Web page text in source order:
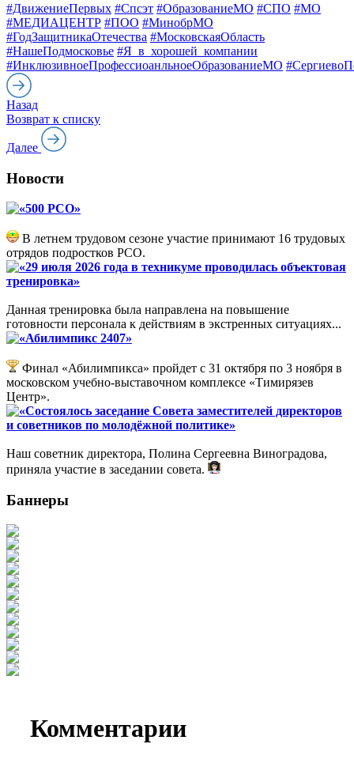
#ДвижениеПервых #Спсэт #ОбразованиеМО #СПО #МО
#МЕДИАЦЕНТР #ПОО #МинобрМО
#ГодЗащитникаОтечества #МосковскаяОбласть
#НашеПодмосковье #Я_в_хорошей_компании
#ИнклюзивноеПрофессиоанльноеОбразованиеМО
Назад
Возврат к списку
Далее
Новости
«500 РСО»
В летнем трудовом сезоне участие принимают 16 трудовых
отрядов подростков РСО.
«29 июля 2026 года в техникуме проводилась объектовая
тренировка»
Данная тренировка была направлена на повышение
готовности персонала к действиям в экстренных ситуациях...
«Абилимпикс 2407»
Финал «Абилимпикса» пройдет с 31 октября по 3 ноября в
московском учебно-выставочном комплексе «Тимирязев
Центр».
«Состоялось заседание Совета заместителей директоров
и советников по молодёжной политике»
Наш советник директора, Полина Сергеевна Виноградова,
приняла участие в заседании совета.
Баннеры
Комментарии